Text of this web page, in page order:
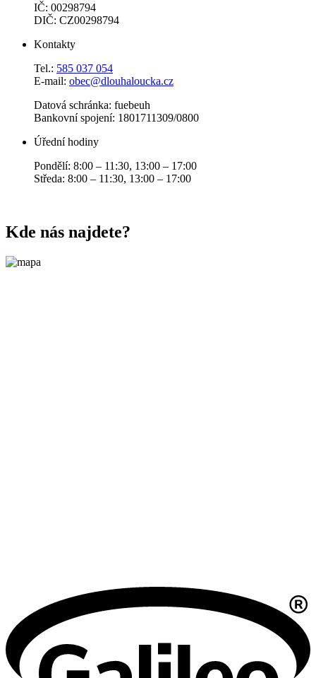
IČ: 00298794
DIČ: CZ00298794
Kontakty
Tel.: 585 037 054
E-mail: obec@dlouhaloucka.cz
Datová schránka: fuebeuh
Bankovní spojení: 1801711309/0800
Úřední hodiny
Pondělí: 8:00 – 11:30, 13:00 – 17:00
Středa: 8:00 – 11:30, 13:00 – 17:00
Kde nás najdete?